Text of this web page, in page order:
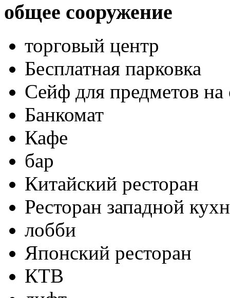
общее сооружение
торговый центр
Бесплатная парковка
Сейф для предметов на
Банкомат
Кафе
бар
Китайский ресторан
Ресторан западной
лобби
Японский ресторан
КТВ